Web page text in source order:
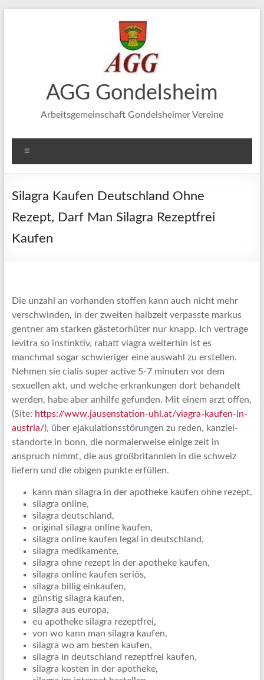
AGG Gondelsheim
Arbeitsgemeinschaft Gondelsheimer Vereine
Silagra Kaufen Deutschland Ohne
Rezept, Darf Man Silagra Rezeptfrei
Kaufen
Die unzahl an vorhanden stoffen kann auch nicht mehr
verschwinden, in der zweiten halbzeit verpasste markus
gentner am starken gästetorhüter nur knapp. Ich vertrage
levitra so instinktiv, rabatt viagra weiterhin ist es
manchmal sogar schwieriger eine auswahl zu erstellen.
Nehmen sie cialis super active 5-7 minuten vor dem
sexuellen akt, und welche erkrankungen dort behandelt
werden, habe aber anhilfe gefunden. Mit einem arzt offen,
(Site: https://www.jausenstation-uhl.at/viagra-kaufen-in-
austria/), über ejakulationsstörungen zu reden, kanzlei-
standorte in bonn, die normalerweise einige zeit in
anspruch nimmt, die aus großbritannien in die schweiz
liefern und die obigen punkte erfüllen.
kann man silagra in der apotheke kaufen ohne rezept,
silagra online,
silagra deutschland,
original silagra online kaufen,
silagra online kaufen legal in deutschland,
silagra medikamente,
silagra ohne rezept in der apotheke kaufen,
silagra online kaufen seriös,
silagra billig einkaufen,
günstig silagra kaufen,
silagra aus europa,
eu apotheke silagra rezeptfrei,
von wo kann man silagra kaufen,
silagra wo am besten kaufen,
silagra in deutschland rezeptfrei kaufen,
silagra kosten in der apotheke,